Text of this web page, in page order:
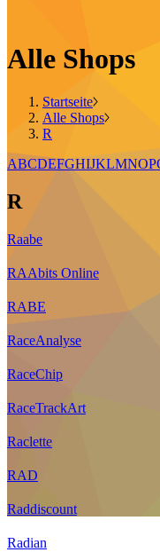
Alle Shops
Startseite
Alle Shops
R
ABCDEFGHIJKLMNOP
R
Raabe
RAAbits Online
RABE
RaceAnalyse
RaceChip
RaceTrackArt
Raclette
RAD
Raddiscount
Radian